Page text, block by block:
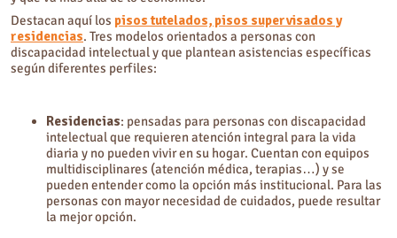
Destacan aquí los pisos tutelados, pisos supervisados y
residencias. Tres modelos orientados a personas con
discapacidad intelectual y que plantean asistencias específicas
según diferentes perfiles:
Residencias: pensadas para personas con discapacidad
intelectual que requieren atención integral para la vida
diaria y no pueden vivir en su hogar. Cuentan con equipos
multidisciplinares (atención médica, terapias…) y se
pueden entender como la opción más institucional. Para las
personas con mayor necesidad de cuidados, puede resultar
la mejor opción.